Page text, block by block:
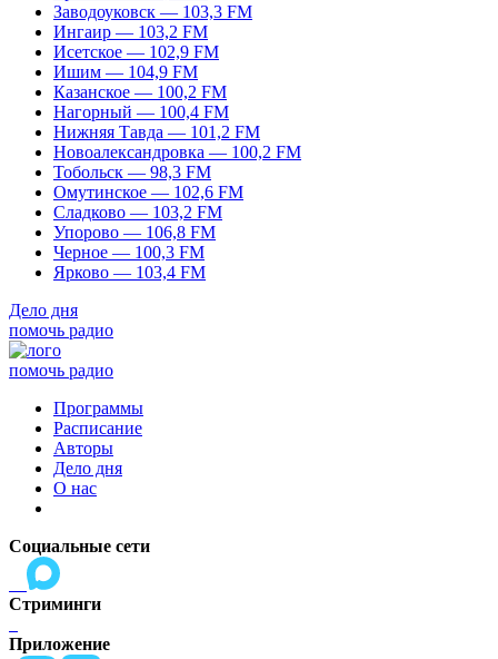
Заводоуковск — 103,3 FM
Ингаир — 103,2 FM
Исетское — 102,9 FM
Ишим — 104,9 FM
Казанское — 100,2 FM
Нагорный — 100,4 FM
Нижняя Тавда — 101,2 FM
Новоалександровка — 100,2 FM
Тобольск — 98,3 FM
Омутинское — 102,6 FM
Сладково — 103,2 FM
Упорово — 106,8 FM
Черное — 100,3 FM
Ярково — 103,4 FM
Дело дня
помочь радио
помочь радио
Программы
Расписание
Авторы
Дело дня
О нас
Социальные сети
Стриминги
Приложение